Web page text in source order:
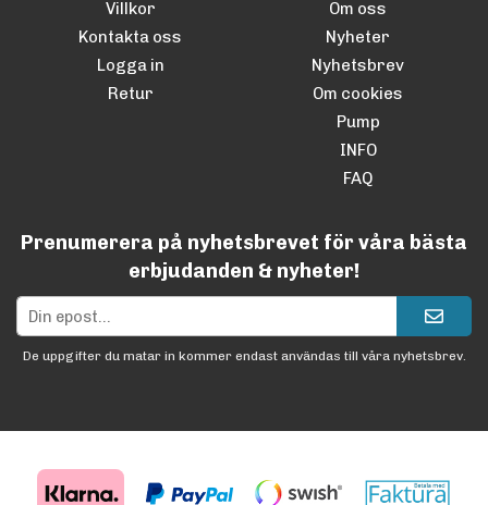
Villkor
Kontakta oss
Logga in
Retur
Om oss
Nyheter
Nyhetsbrev
Om cookies
Pump
INFO
FAQ
Prenumerera på nyhetsbrevet för våra bästa
erbjudanden & nyheter!
De uppgifter du matar in kommer endast användas till våra nyhetsbrev.